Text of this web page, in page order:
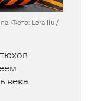
Фото: Lora liu /
века